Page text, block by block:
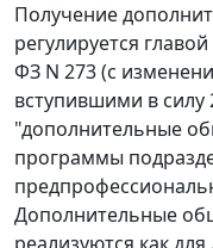
Получение
регулируется
ФЗ N 273 (с
вступившими в силу
"дополнительные
программы
Дополнительные